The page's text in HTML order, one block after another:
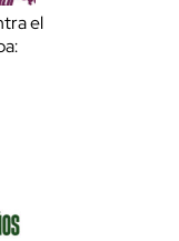
el